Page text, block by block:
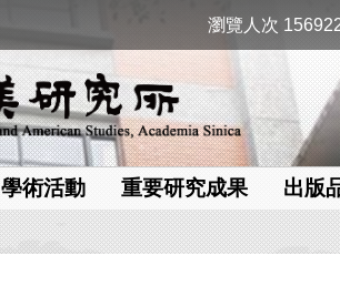
瀏覽人次
學術活動 重要研究成果 出版